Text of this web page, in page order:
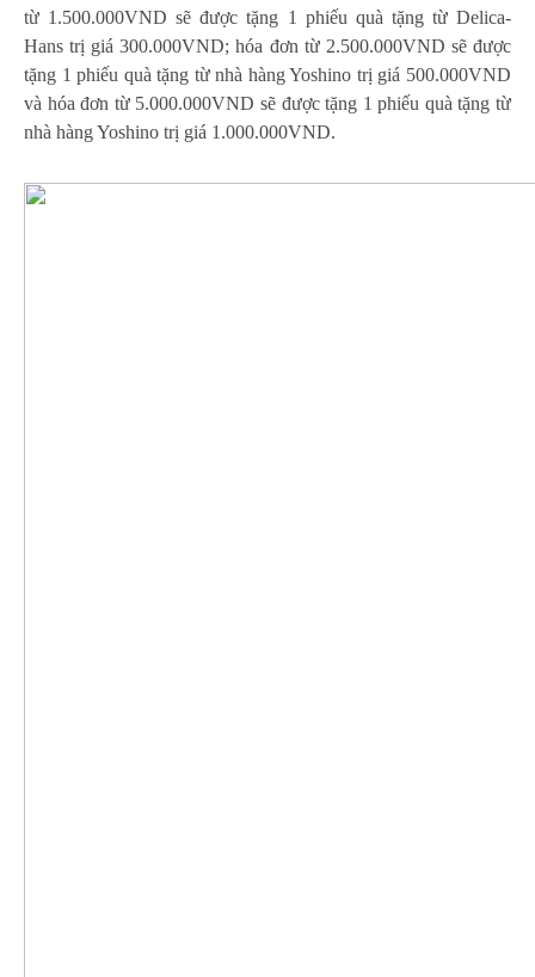
từ 1.500.000VND sẽ được tặng 1 phiếu quà tặng từ Delica-
Hans trị giá 300.000VND; hóa đơn từ 2.500.000VND sẽ được
tặng 1 phiếu quà tặng từ nhà hàng Yoshino trị giá 500.000VND
và hóa đơn từ 5.000.000VND sẽ được tặng 1 phiếu quà tặng từ
nhà hàng Yoshino trị giá 1.000.000VND.